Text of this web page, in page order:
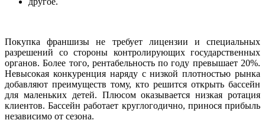
Покупка франшизы не требует лицензии и специальных
разрешений со стороны контролирующих государственных
органов. Более того, рентабельность по году превышает 20%.
Невысокая конкуренция наряду с низкой плотностью рынка
добавляют преимуществ тому, кто решится открыть бассейн
для маленьких детей. Плюсом оказывается низкая ротация
клиентов. Бассейн работает круглогодично, принося прибыль
независимо от сезона.